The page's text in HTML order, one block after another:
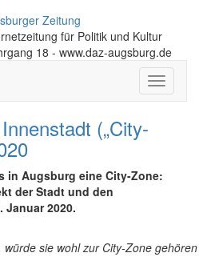
Zeitung
für Politik und Kultur
18 - www.daz-augsburg.de
Toggle
(„City-
in Augsburg eine City-Zone:
der Stadt und den
Januar 2020.
würde sie wohl zur City-Zone